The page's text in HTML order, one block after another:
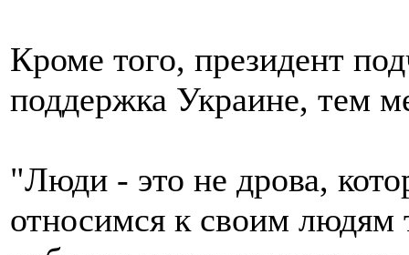
Кроме того, президент
поддержка Украине, тем
"Люди - это не дрова,
относимся к своим людям